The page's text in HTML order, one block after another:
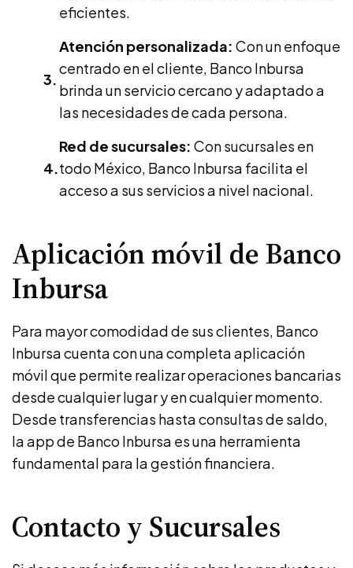
eficientes.
Atención personalizada: Con un enfoque
centrado en el cliente, Banco Inbursa
brinda un servicio cercano y adaptado a
las necesidades de cada persona.
Red de sucursales: Con sucursales en
todo México, Banco Inbursa facilita el
acceso a sus servicios a nivel nacional.
Aplicación móvil de Banco
Inbursa
Para mayor comodidad de sus clientes, Banco
Inbursa cuenta con una completa aplicación
móvil que permite realizar operaciones bancarias
desde cualquier lugar y en cualquier momento.
Desde transferencias hasta consultas de saldo,
la app de Banco Inbursa es una herramienta
fundamental para la gestión financiera.
Contacto y Sucursales